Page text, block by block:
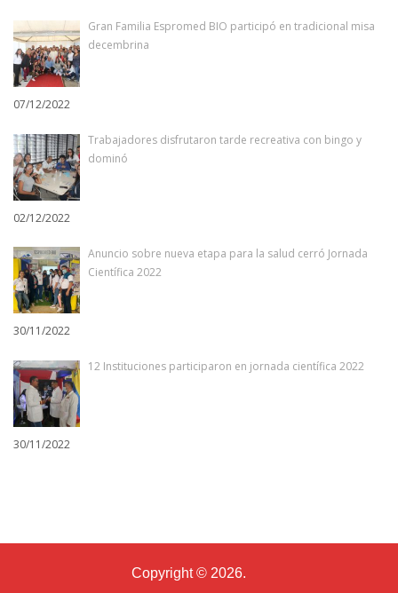
Gran Familia Espromed BIO participó en tradicional misa
decembrina
07/12/2022
Trabajadores disfrutaron tarde recreativa con bingo y
dominó
02/12/2022
Anuncio sobre nueva etapa para la salud cerró Jornada
Científica 2022
30/11/2022
12 Instituciones participaron en jornada científica 2022
30/11/2022
Copyright © 2026.